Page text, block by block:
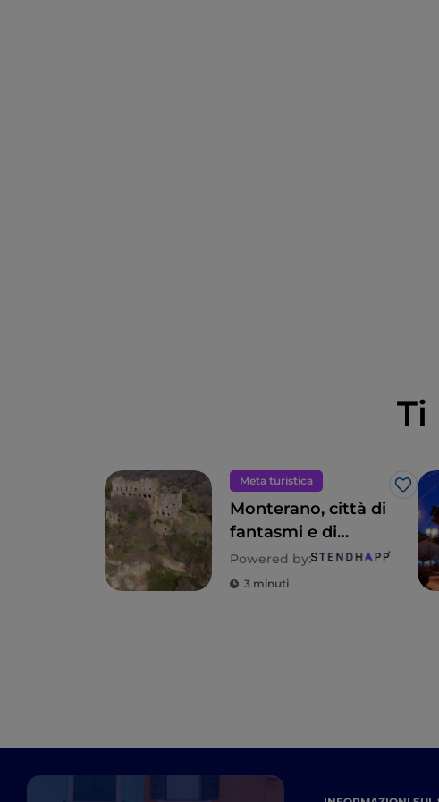
Ti
Meta turistica
Like
Monterano, città di
fantasmi e di
celluloide
Powered by:
3 minuti